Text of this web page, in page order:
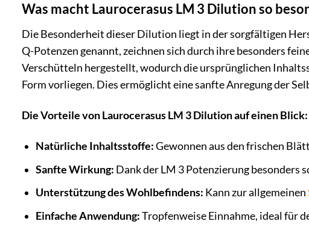
Was macht Laurocerasus LM 3 Dilution so
Die Besonderheit dieser Dilution liegt in der sorgfältigen
Q-Potenzen genannt, zeichnen sich durch ihre besonders
Verschütteln hergestellt, wodurch die ursprünglichen
Form vorliegen. Dies ermöglicht eine sanfte Anregung der
Die Vorteile von Laurocerasus LM 3 Dilution auf einen Blick:
Natürliche Inhaltsstoffe:Gewonnen aus den frischen
Sanfte Wirkung: Dank der LM 3 Potenzierung besonders
Unterstützung des Wohlbefindens: Kann zur allgemeinen
Einfache Anwendung:Tropfenweise Einnahme, ideal für